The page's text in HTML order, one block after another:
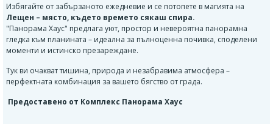
Избягайте от забързаното ежедневие и се потопете в магията на
Лещен – място, където времето сякаш спира.
"Панорама Хаус" предлага уют, простор и невероятна панорамна
гледка към планината – идеална за пълноценна почивка, споделени
моменти и истинско презареждане.
Тук ви очакват тишина, природа и незабравима атмосфера –
перфектната комбинация за вашето бягство от града.
Предоставено от Комплекс Панорама Хаус